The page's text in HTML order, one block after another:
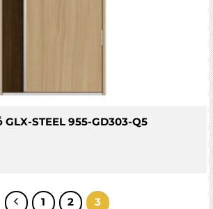
STEEL 955-GD303-Q5
1 2 3